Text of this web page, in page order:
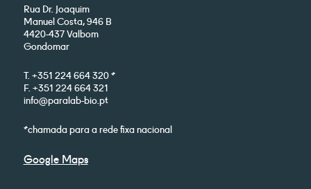
Rua Dr. Joaquim
Manuel Costa, 946 B
4420-437 Valbom
Gondomar
T. +351 224 664 320 *
F. +351 224 664 321
info@paralab-bio.pt
*chamada para a rede fixa nacional
Google Maps